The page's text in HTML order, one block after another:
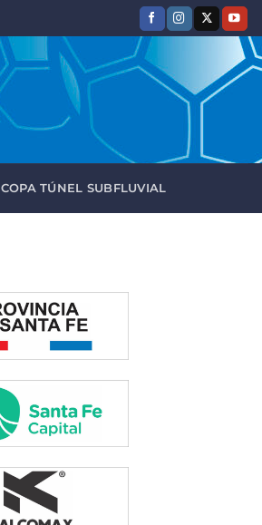
COPA TÚNEL SUBFLUVIAL